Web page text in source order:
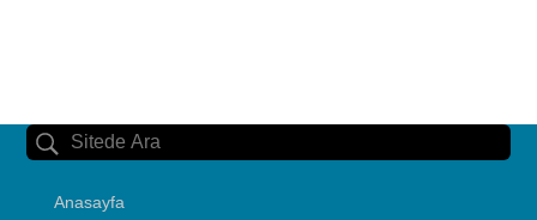
Anasayfa